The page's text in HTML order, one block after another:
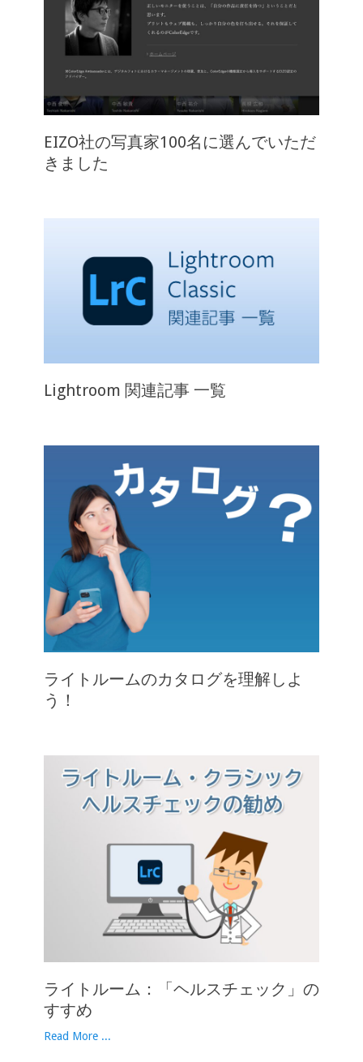
EIZO社の写真家100名に選んでいただ
きました
Lightroom 関連記事 一覧
ライトルームのカタログを理解しよ
う！
ライトルーム：「ヘルスチェック」の
すすめ
Read More ...